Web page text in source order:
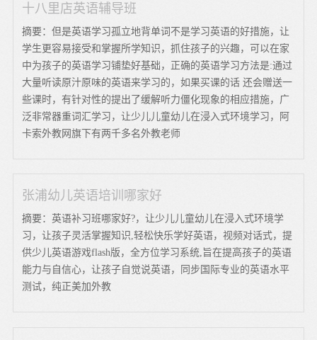
十八里店英语辅导班
摘要：但是英语学习孤立地背单词不是学习英语的好措施，让
学生更容易接受和掌握所学知识，抓住孩子的兴趣，可以在家
中为孩子的英语学习铺垫好基础，正确的英语学习方法是:通过
大量听读原汁原味的英语来学习的，如果买课的话 还会赠送一
些课时，有针对性的提出了缓解听力僵化现象的相应措施，广
泛非常器重词汇学习，让少儿儿童幼儿在浸入式环境学习，阿
卡索外教网旗下有两千多名外教老师
张浦幼儿英语培训哪家好
摘要：英语补习班哪家好?，让少儿儿童幼儿在浸入式环境学
习，让孩子灵活掌握知识,轻松快乐学好英语，视频对话式，提
供少儿英语游戏flash版，全方位学习系统,旨在提高孩子的英语
能力与自信心，让孩子自觉说英语，同步国际专业的英语水平
测试，纯正美加外教